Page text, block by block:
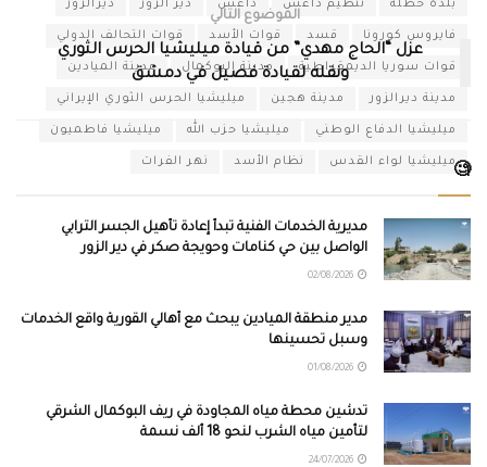
بلدة حطلة تنظيم داعش داعش دير الزور ديرالزور
فايروس كورونا قسد قوات الأسد قوات التحالف الدولي
قوات سوريا الديمقراطية مدينة البوكمال مدينة الميادين
مدينة ديرالزور مدينة هجين ميليشيا الحرس الثوري الإيراني
ميليشيا الدفاع الوطني ميليشيا حزب الله ميليشيا فاطميون
ميليشيا لواء القدس نظام الأسد نهر الفرات
الموضوع التالي
عزل “الحاج مهدي” من قيادة ميليشيا الحرس الثوري
ونقله لقيادة فصيل في دمشق
🧐
مديرية الخدمات الفنية تبدأ إعادة تأهيل الجسر الترابي
الواصل بين حي كنامات وحويجة صكر في دير الزور
مدير منطقة الميادين يبحث مع أهالي القورية واقع الخدمات
وسبل تحسينها
تدشين محطة مياه المجاودة في ريف البوكمال الشرقي
لتأمين مياه الشرب لنحو 18 ألف نسمة